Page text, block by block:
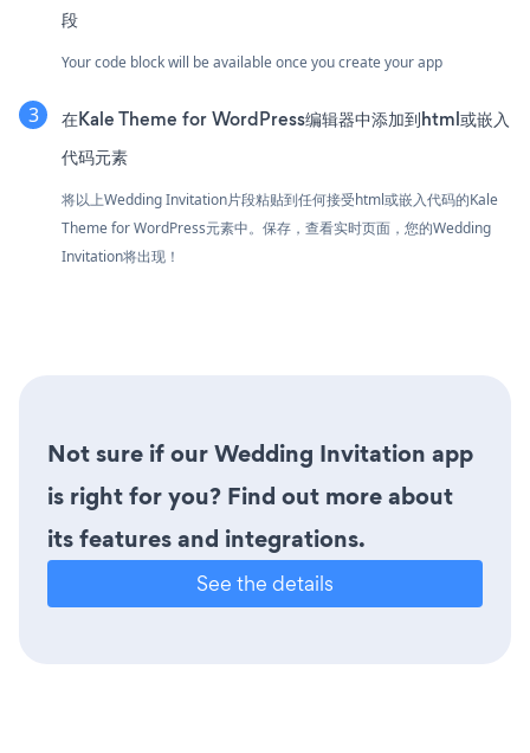
段
Your code block will be available once you create your app
在Kale Theme for WordPress编辑器中添加到html或嵌入
代码元素
将以上Wedding Invitation片段粘贴到任何接受html或嵌入代码的Kale
Theme for WordPress元素中。保存，查看实时页面，您的Wedding
Invitation将出现！
Not sure if our Wedding Invitation app
is right for you? Find out more about
its features and integrations.
See the details